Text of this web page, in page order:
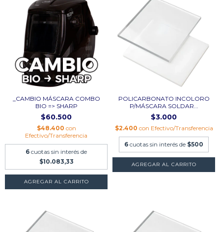
_CAMBIO MÁSCARA COMBO
BIO => SHARP
$60.500
$48.400 con
Efectivo/Transferencia
6 cuotas sin interés de
$10.083,33
POLICARBONATO INCOLORO
P/MÁSCARA SOLDAR...
$3.000
$2.400 con Efectivo/Transferencia
6 cuotas sin interés de $500